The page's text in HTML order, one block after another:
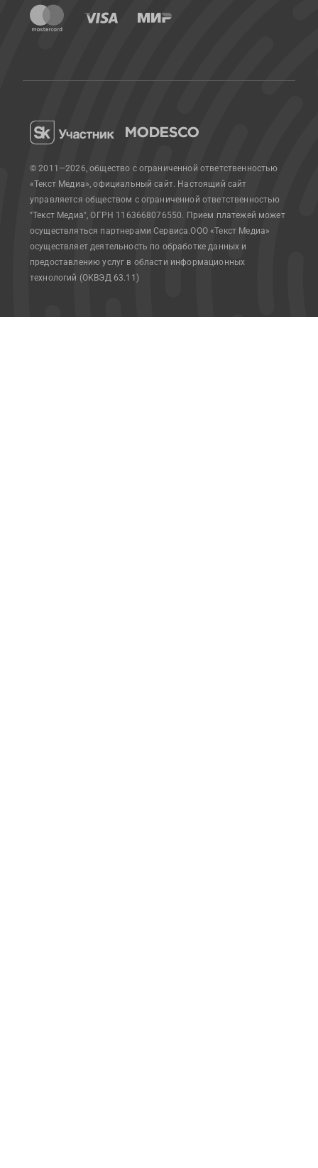
© 2011—2026, общество с ограниченной ответственностью
«Текст Медиа», официальный сайт. Настоящий сайт
управляется обществом с ограниченной ответственностью
"Текст Медиа", ОГРН 1163668076550. Прием платежей может
осуществляться партнерами Сервиса.ООО «Текст Медиа»
осуществляет деятельность по обработке данных и
предоставлению услуг в области информационных
технологий (ОКВЭД 63.11)